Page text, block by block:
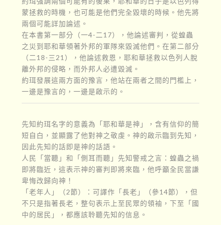
蒙拯救的時機，也可能是他們完全毀壞的時候。他先將
兩個可能詳加論述。
在本書第一部分（一4-二17），他論述審判，從蝗蟲
之災到耶和華領著外邦的軍隊來毀滅他們。在第二部分
（二18-三21），他論述救恩，耶和華拯救以色列人脫
離外邦的侵略，而外邦人必遭毀滅。
約珥發展這兩方面的豫言，他站在兩者之間的門檻上，
一邊是豫言的，一邊是啟示的。
先知約珥名字的意義為「耶和華是神」，含有信仰的簡
短自白，並顯露了他對神之敬虔。神的啟示臨到先知，
因此先知的話即是神的話語。
人民「當聽」和「側耳而聽」先知警戒之言：蝗蟲之禍
即將臨近，這表示神的審判即將來臨，他呼籲全民當謙
卑悔改歸向神！
「老年人」（2節）：可譯作「長老」（參14節），但
不只是指著長老，整句表示上至民眾的領袖，下至「國
中的居民」，都應該聆聽先知的信息。